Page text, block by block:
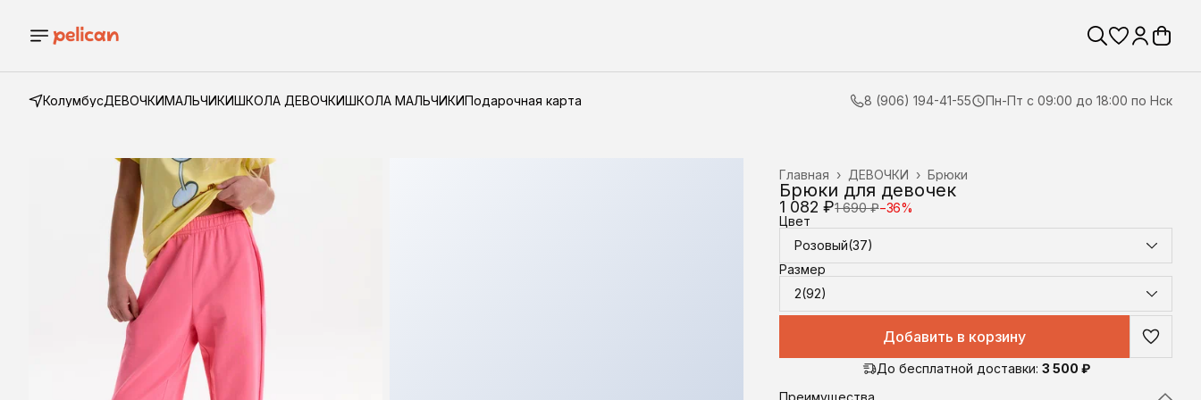
КолумбусДЕВОЧКИМАЛЬЧИКИШКОЛА ДЕВОЧКИШКОЛА МАЛЬЧИКИПодарочная карта 8 (906) 194-41-55 Пн-Пт с 09:00 до 18:00 по Нск
Брюки
ДЕВОЧКИ ›
Главная ›
Брюки для девочек
1 082 ₽1 690 ₽−36%
Цвет
Розовый(37)
Размер
2(92)
Добавить в корзину
До бесплатной доставки: 3 500 ₽
Преимущества